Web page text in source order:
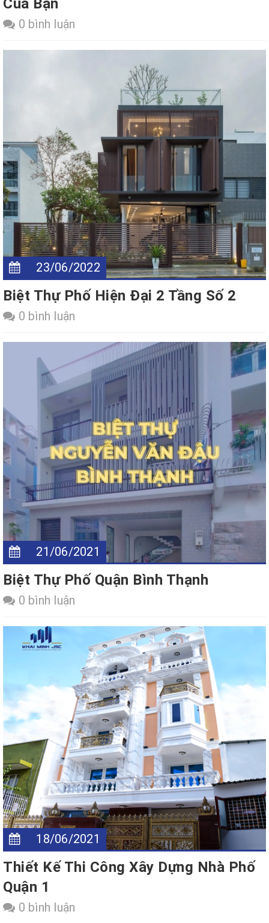
Của Bạn
0 bình luận
23/06/2022
Biệt Thự Phố Hiện Đại 2 Tầng Số 2
0 bình luận
21/06/2021
Biệt Thự Phố Quận Bình Thạnh
0 bình luận
18/06/2021
Thiết Kế Thi Công Xây Dựng Nhà Phố
Quận 1
0 bình luận